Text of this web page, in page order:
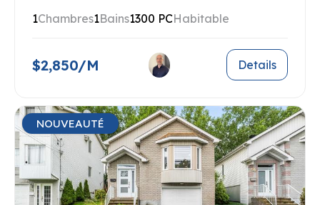
1Chambres1Bains1300 PCHabitable
$2,850/M Details
NOUVEAUTÉ